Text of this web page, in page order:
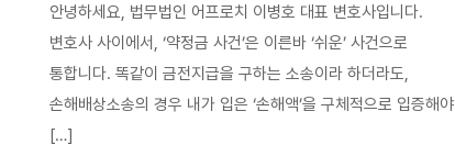
안녕하세요, 법무법인 어프로치 이병호 대표 변호사입니다.
변호사 사이에서, ‘약정금 사건’은 이른바 ‘쉬운’ 사건으로
통합니다. ​똑같이 금전지급을 구하는 소송이라 하더라도,
손해배상소송의 경우 내가 입은 ‘손해액’을 구체적으로 입증해야
[…]